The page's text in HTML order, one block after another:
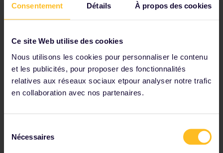
Consentement Détails À propos des cookies
Ce site Web utilise des cookies
Nous utilisons les cookies pour personnaliser le contenu
et les publicités, pour proposer des fonctionnalités
relatives aux réseaux sociaux etpour analyser notre trafic
en collaboration avec nos partenaires.
Nécessaires
Tarifs à partir de 194 €
Conseils et astuces